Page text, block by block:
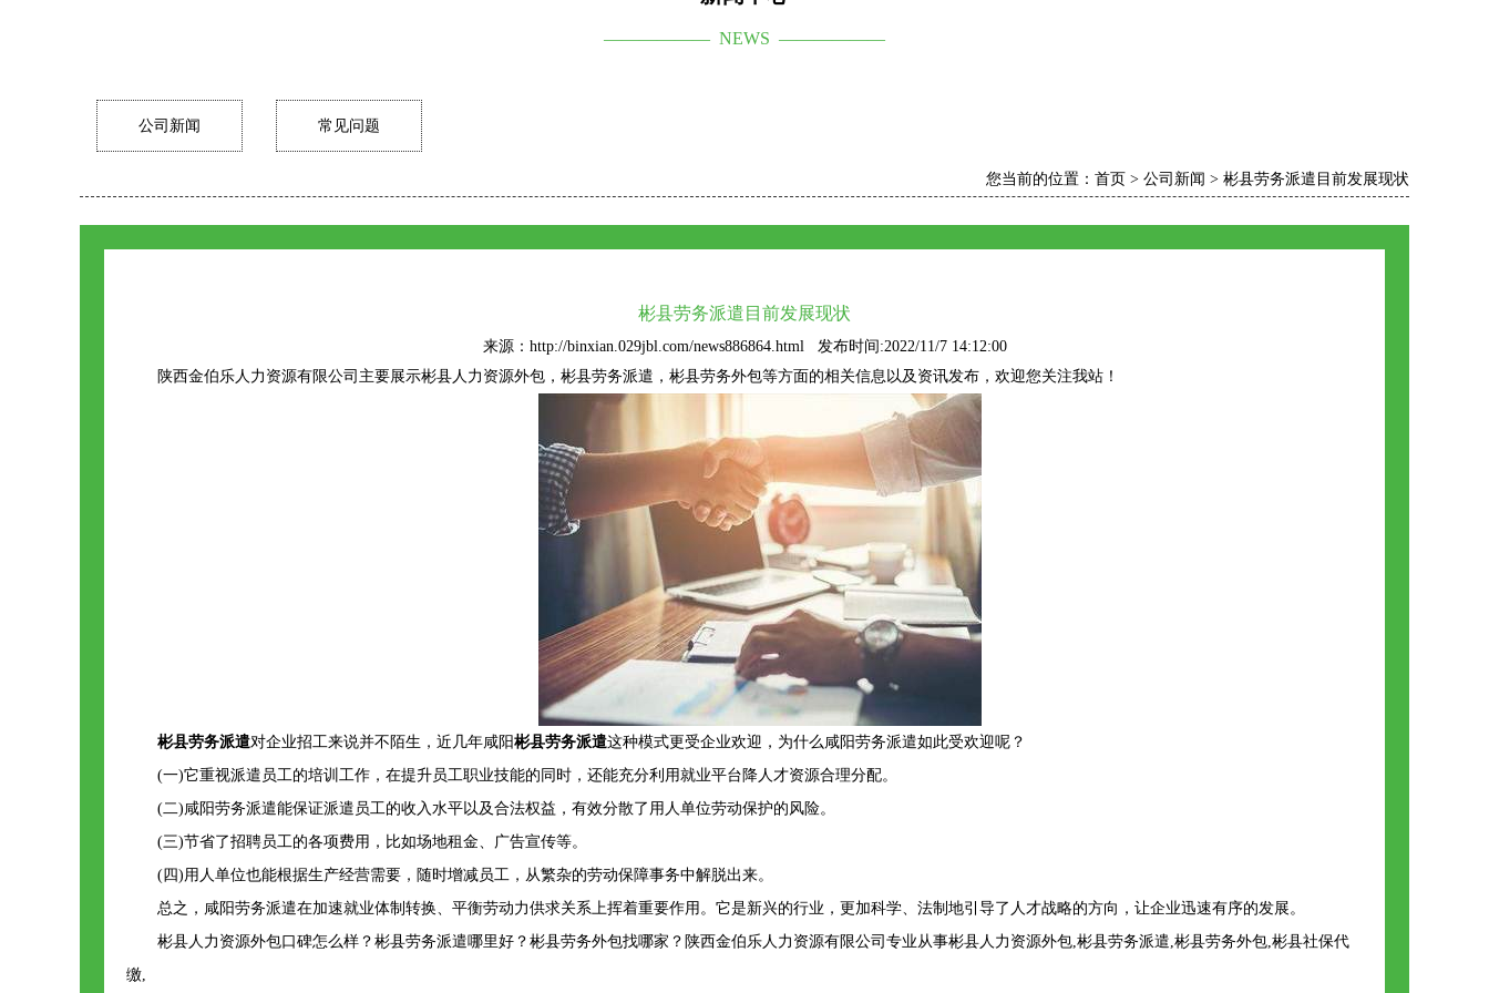
—————— NEWS ——————
公司新闻 常见问题
您当前的位置： 首页 > 公司新闻 > 彬县劳务派遣目前发展现状
彬县劳务派遣目前发展现状
来源：http://binxian.029jbl.com/news886864.html 发布时间:2022/11/7 14:12:00
陕西金伯乐人力资源有限公司主要展示彬县人力资源外包 ，彬县劳务派遣，彬县劳务外包等方面的相关信息以及资讯发布，欢迎您关注我站！
彬县劳务派遣对企业招工来说并不陌生，近几年咸阳彬县劳务派遣这种模式更受企业欢迎，为什么咸阳劳务派遣如此受欢迎呢？
(一)它重视派遣员工的培训工作，在提升员工职业技能的同时，还能充分利用就业平台降人才资源合理分配。
(二)咸阳劳务派遣能保证派遣员工的收入水平以及合法权益，有效分散了用人单位劳动保护的风险。
(三)节省了招聘员工的各项费用，比如场地租金、广告宣传等。
(四)用人单位也能根据生产经营需要，随时增减员工，从繁杂的劳动保障事务中解脱出来。
总之，咸阳劳务派遣在加速就业体制转换、平衡劳动力供求关系上挥着重要作用。它是新兴的行业，更加科学、法制地引导了人才战略的方向，让企业迅速有序的发展。
彬县人力资源外包口碑怎么样？彬县劳务派遣哪里好？彬县劳务外包找哪家？陕西金伯乐人力资源有限公司专业从事彬县人力资源外包,彬县劳务派遣,彬县劳务外包,彬县社保代
缴,